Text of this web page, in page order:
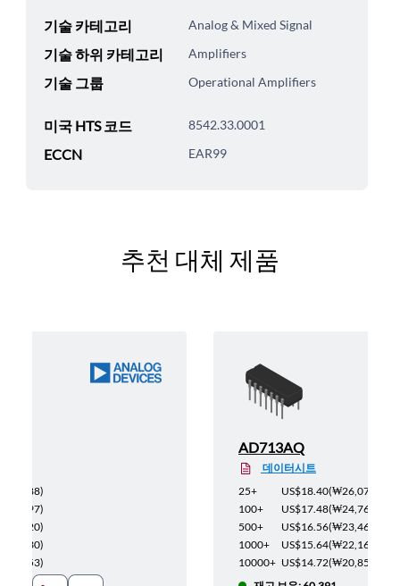
기술 카테고리 Analog & Mixed Signal
기술 하위 카테고리 Amplifiers
기술 그룹 Operational Amplifiers
미국 HTS 코드 8542.33.0001
ECCN EAR99
추천 대체 제품
)
)
)
)
)
AD713AQ
데이터시트
25+
US$18.40(₩26,071
100+
US$17.48(₩24,767
500+
US$16.56(₩23,464
1000+
US$15.64(₩22,160
10000+ US$14.72(₩20,857